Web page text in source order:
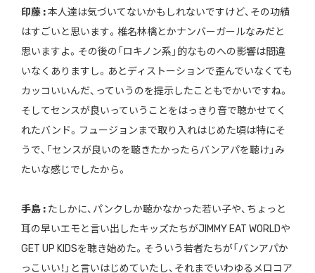
印藤 :本人達は気づいてないかもしれないですけど、その功績
はすごいと思います。椎名林檎とかナンバーガールなみだと
思いますよ。その後の「ロキノン系」的なものへの影響は間違
いなくありますし。あとディストーションで歪んでいなくても
カッコいいんだ、っていうのを提示したこともでかいですね。
そしてセンスが良いっていうことをはっきり音で聴かせてく
れたバンド。フュージョンまで取り入れはじめた頃は特にそ
うで、「センスが良いのを聴きたかったらバンアパを聴け」み
たいな感じでしたから。
手島 : たしかに、パンクしか聴かなかった若い子や、ちょっと
耳の早いエモと言い出したキッズたちがJIMMY EAT WORLDや
GET UP KIDSを聴き始めた。そういう若者たちが「バンアパか
っこいい！」と言いはじめていたし、それまでいわゆるメロコア